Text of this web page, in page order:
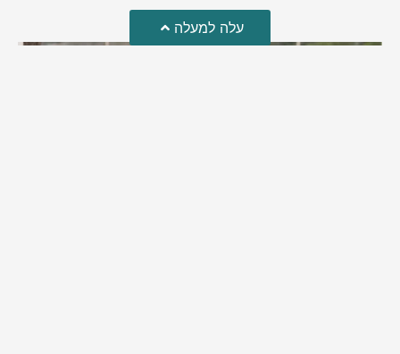
עלה למעלה